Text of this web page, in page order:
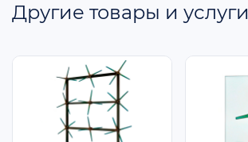
Другие товары и услуги